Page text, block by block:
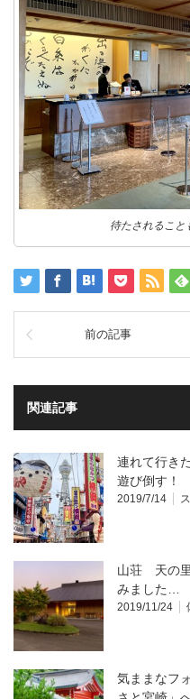
待たされること
前の記事
関連記事
連れて行き
遊び倒す！
2019/7/14
山荘 天の
みました…
2019/11/24
気ままなフ